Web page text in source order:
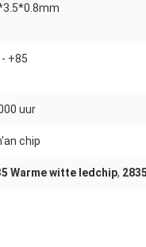
+85
uur
chip
Warme witte ledchip,